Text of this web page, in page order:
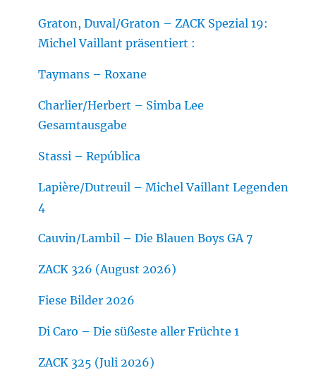
Graton, Duval/Graton – ZACK Spezial 19:
Michel Vaillant präsentiert :
Taymans – Roxane
Charlier/Herbert – Simba Lee
Gesamtausgabe
Stassi – República
Lapière/Dutreuil – Michel Vaillant Legenden
4
Cauvin/Lambil – Die Blauen Boys GA 7
ZACK 326 (August 2026)
Fiese Bilder 2026
Di Caro – Die süßeste aller Früchte 1
ZACK 325 (Juli 2026)